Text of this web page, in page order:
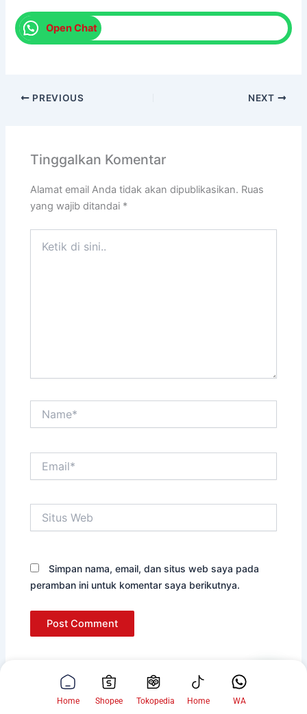
Open Chat
PREVIOUS NEXT
Tinggalkan Komentar
Alamat email Anda tidak akan dipublikasikan. Ruas
yang wajib ditandai *
Web
Simpan nama, email, dan situs web saya pada
peramban ini untuk komentar saya berikutnya.
Home Shopee Tokopedia Home WA
Hi kak, ada yang bisa kami bantu?